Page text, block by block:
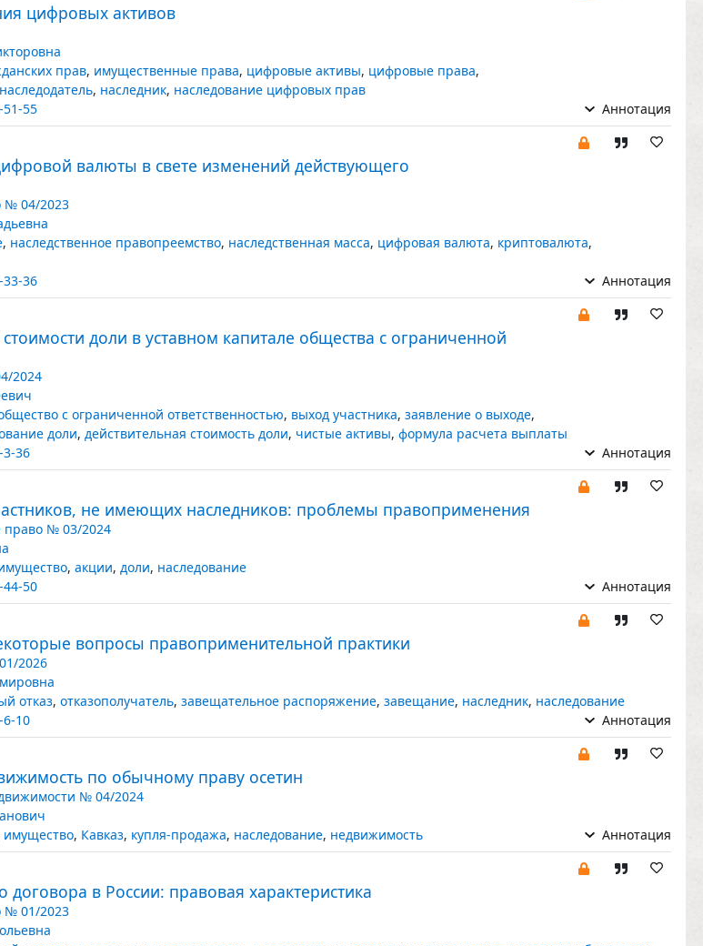
цифровых активов
прав, имущественные права, цифровые активы, цифровые права,
наследодатель, наследник, наследование цифровых прав
51-55 Аннотация
валюты в свете изменений действующего
№ 04/2023
, наследственное правопреемство, наследственная масса, цифровая валюта, криптовалюта,
33-36 Аннотация
доли в уставном капитале общества с ограниченной
2024
с ограниченной ответственностью, выход участника, заявление о выходе,
доли, действительная стоимость доли, чистые активы, формула расчета выплаты
3-36 Аннотация
не имеющих наследников: проблемы правоприменения
право № 03/2024
, акции, доли, наследование
44-50 Аннотация
вопросы правоприменительной практики
2026
отказ, отказополучатель, завещательное распоряжение, завещание, наследник, наследование
6-10 Аннотация
по обычному праву осетин
№ 04/2024
имущество, Кавказ, купля-продажа, наследование, недвижимость Аннотация
договора в России: правовая характеристика
№ 01/2023